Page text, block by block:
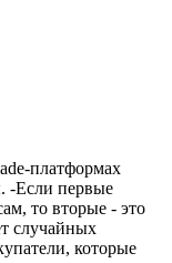
платформах
-Если первые
то вторые - это
случайных
которые